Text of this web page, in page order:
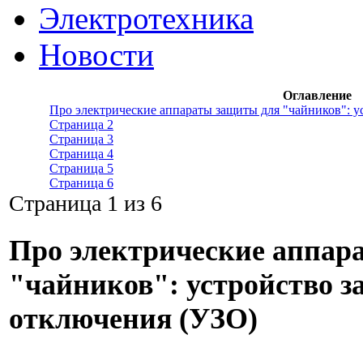
Электротехника
Новости
Оглавление
Про электрические аппараты защиты для "чайников":
Страница 2
Страница 3
Страница 4
Страница 5
Страница 6
Страница 1 из 6
Про электрические
"чайников": устройство
отключения (УЗО)